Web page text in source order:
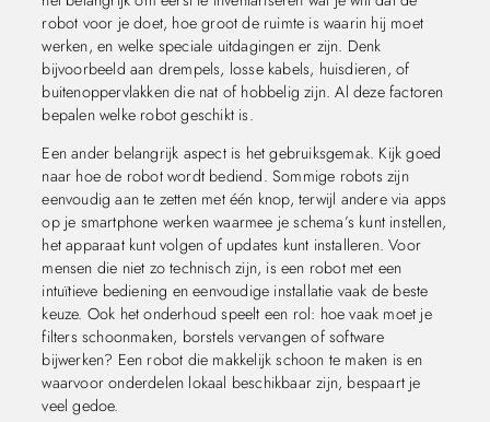
robot voor je doet, hoe groot de ruimte is waarin hij moet
werken, en welke speciale uitdagingen er zijn. Denk
bijvoorbeeld aan drempels, losse kabels, huisdieren, of
buitenoppervlakken die nat of hobbelig zijn. Al deze factoren
bepalen welke robot geschikt is.
Een ander belangrijk aspect is het gebruiksgemak. Kijk goed
naar hoe de robot wordt bediend. Sommige robots zijn
eenvoudig aan te zetten met één knop, terwijl andere via apps
op je smartphone werken waarmee je schema’s kunt instellen,
het apparaat kunt volgen of updates kunt installeren. Voor
mensen die niet zo technisch zijn, is een robot met een
intuïtieve bediening en eenvoudige installatie vaak de beste
keuze. Ook het onderhoud speelt een rol: hoe vaak moet je
filters schoonmaken, borstels vervangen of software
bijwerken? Een robot die makkelijk schoon te maken is en
waarvoor onderdelen lokaal beschikbaar zijn, bespaart je
veel gedoe.